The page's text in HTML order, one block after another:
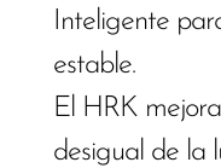
Inteligente
estable.
El HRK
desigual de la